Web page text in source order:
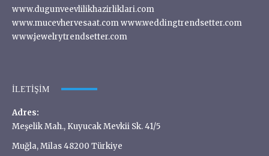
www.dugunveevlilikhazirliklari.com
www.mucevhervesaat.com www.weddingtrendsetter.com
www.jewelrytrendsetter.com
İLETIŞIM
Adres:
Meşelik Mah., Kuyucak Mevkii Sk. 41/5
Muğla, Milas 48200 Türkiye